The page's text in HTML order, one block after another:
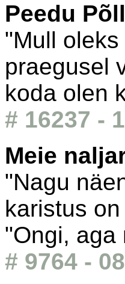
Peedu
"Mull
praegusel
koda olen
# 16237 -
Meie
"Nagu
karistus
"Ongi, aga
# 9764 -